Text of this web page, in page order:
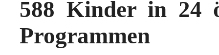
588 Kinder in 24
Programmen